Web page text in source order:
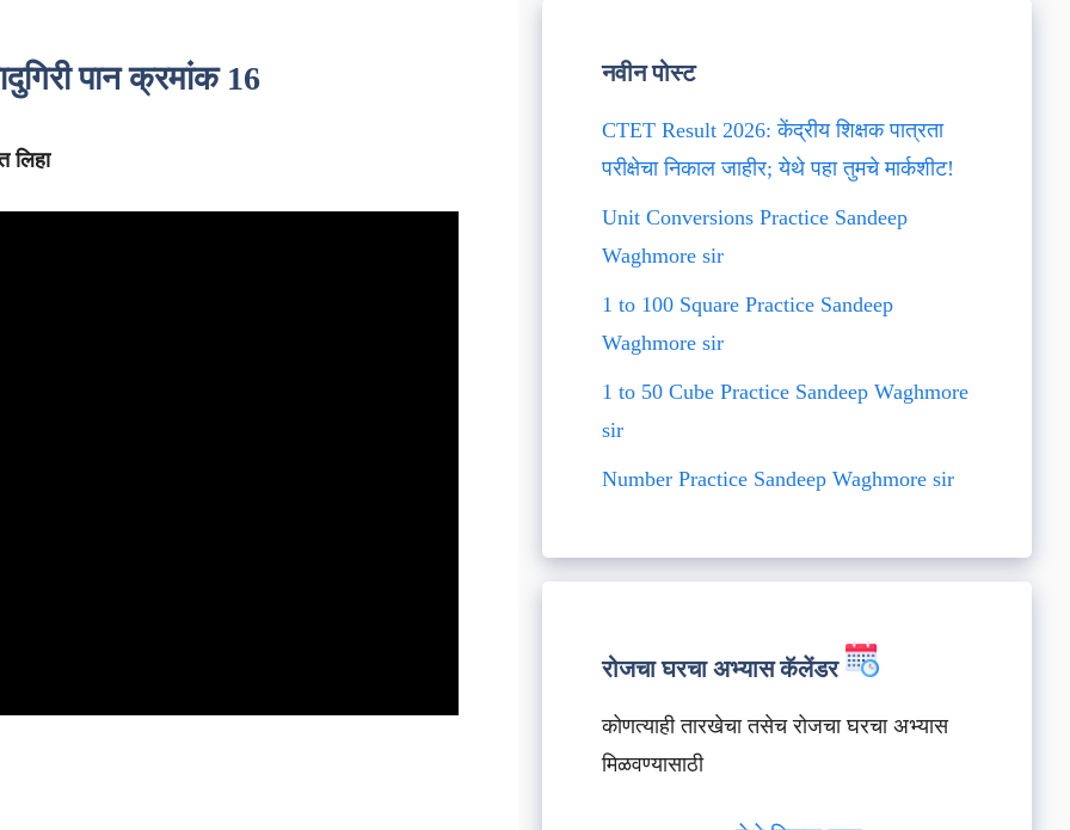
पान क्रमांक 16
लिहा
नवीन पोस्ट
CTET Result 2026: केंद्रीय शिक्षक पात्रता
परीक्षेचा निकाल जाहीर; येथे पहा तुमचे मार्कशीट!
Unit Conversions Practice Sandeep
Waghmore sir
1 to 100 Square Practice Sandeep
Waghmore sir
1 to 50 Cube Practice Sandeep Waghmore
sir
Number Practice Sandeep Waghmore sir
रोजचा घरचा अभ्यास कॅलेंडर
कोणत्याही तारखेचा तसेच रोजचा घरचा अभ्यास
मिळवण्यासाठी